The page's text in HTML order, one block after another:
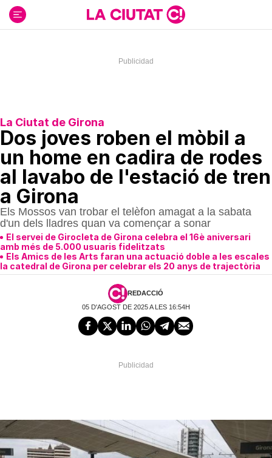
contenido
La Ciutat de Girona
Dos joves roben el mòbil a
un home en cadira de rodes
al lavabo de l'estació de tren
a Girona
Els Mossos van trobar el telèfon amagat a la sabata
d'un dels lladres quan va començar a sonar
El servei de Girocleta de Girona celebra el 16è aniversari
amb més de 5.000 usuaris fidelitzats
Els Amics de les Arts faran una actuació doble a les escales
la catedral de Girona per celebrar els 20 anys de trajectòria
REDACCIÓ
05 D'AGOST DE 2025 A LES 16:54H